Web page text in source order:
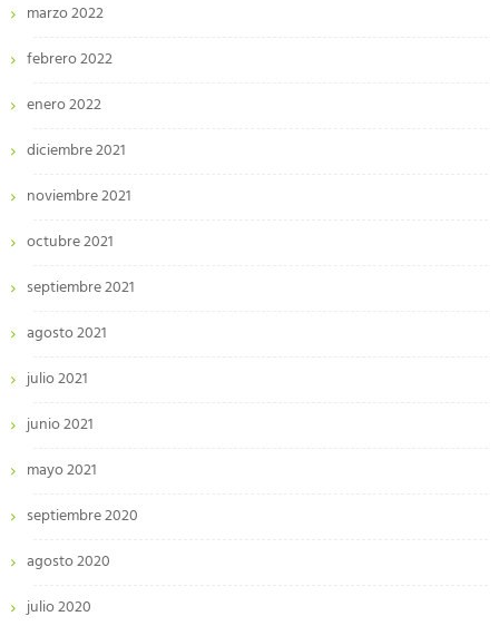
marzo 2022
febrero 2022
enero 2022
diciembre 2021
noviembre 2021
octubre 2021
septiembre 2021
agosto 2021
julio 2021
junio 2021
mayo 2021
septiembre 2020
agosto 2020
julio 2020